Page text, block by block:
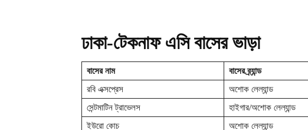
ঢাকা-টেকনাফ এসি বাসের ভাড়া
বাসের নাম বাসের ব্র্যান্ড
রবি এক্সপ্রেস
অশোক লেল্যান্ড
সেন্টমাটিন ট্রাভেলস
হাইগার/অশোক লেল্যান্ড
ইউরো কোচ
অশোক লেল্যান্ড